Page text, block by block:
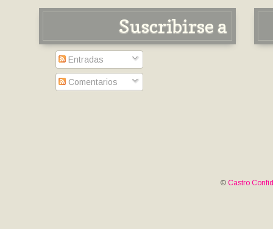
Suscribirse a
Entradas
Comentarios
© Castro